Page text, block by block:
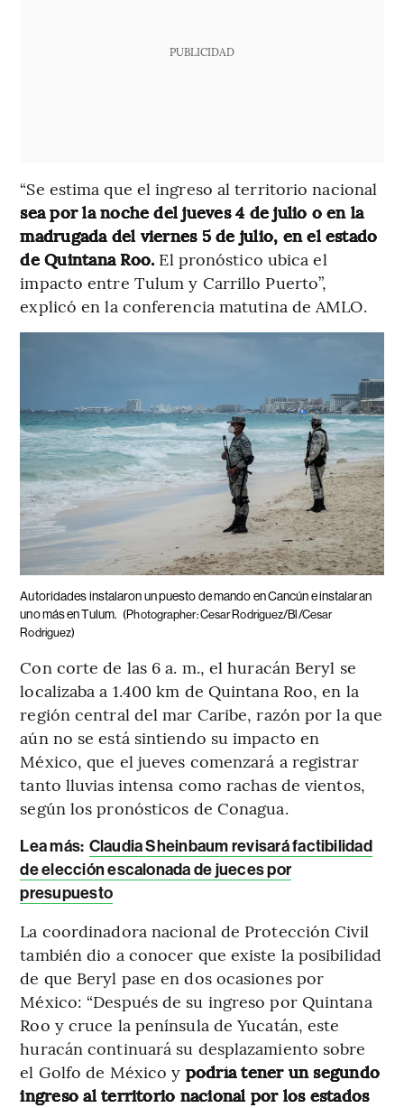
PUBLICIDAD
“Se estima que el ingreso al territorio nacional
sea por la noche del jueves 4 de julio o en la
madrugada del viernes 5 de julio, en el estado
de Quintana Roo. El pronóstico ubica el
impacto entre Tulum y Carrillo Puerto”,
explicó en la conferencia matutina de AMLO.
Autoridades instalaron un puesto de mando en Cancún e instalaran
uno más en Tulum. (Photographer: Cesar Rodriguez/Bl/Cesar
Rodriguez)
Con corte de las 6 a. m., el huracán Beryl se
localizaba a 1.400 km de Quintana Roo, en la
región central del mar Caribe, razón por la que
aún no se está sintiendo su impacto en
México, que el jueves comenzará a registrar
tanto lluvias intensa como rachas de vientos,
según los pronósticos de Conagua.
Lea más: Claudia Sheinbaum revisará factibilidad
de elección escalonada de jueces por
presupuesto
La coordinadora nacional de Protección Civil
también dio a conocer que existe la posibilidad
de que Beryl pase en dos ocasiones por
México: “Después de su ingreso por Quintana
Roo y cruce la península de Yucatán, este
huracán continuará su desplazamiento sobre
el Golfo de México y podría tener un segundo
ingreso al territorio nacional por los estados